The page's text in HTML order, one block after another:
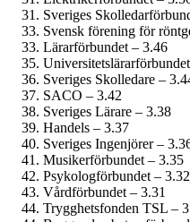
Sveriges
Svensk förening för
Lärarförbundet – 3.46
Sveriges Skolledare –
SACO – 3.42
Sveriges Lärare – 3.38
Handels – 3.37
Sveriges Ingenjörer –
Musiker­förbundet – 3.35
Psykolog­förbundet – 3.32
Vårdförbundet – 3.31
Trygghetsfonden TSL –